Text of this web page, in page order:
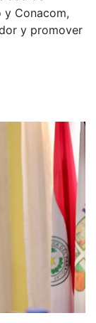
Conacom,
y promover